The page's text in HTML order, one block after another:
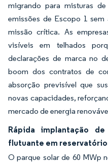
migrando para misturas
emissões de Escopo 1
missão crítica. As
visíveis em telhados
declarações de marca no
boom dos contratos de
absorção previsível que
novas capacidades,
mercado de energia
Rápida implantação
flutuante em
O parque solar de 60 MWp